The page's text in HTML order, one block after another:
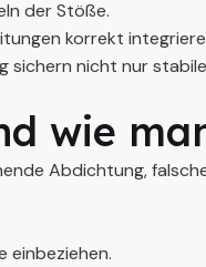
der Stöße.
korrekt
sichern nicht nur
wie
Abdichtung,
einbeziehen.